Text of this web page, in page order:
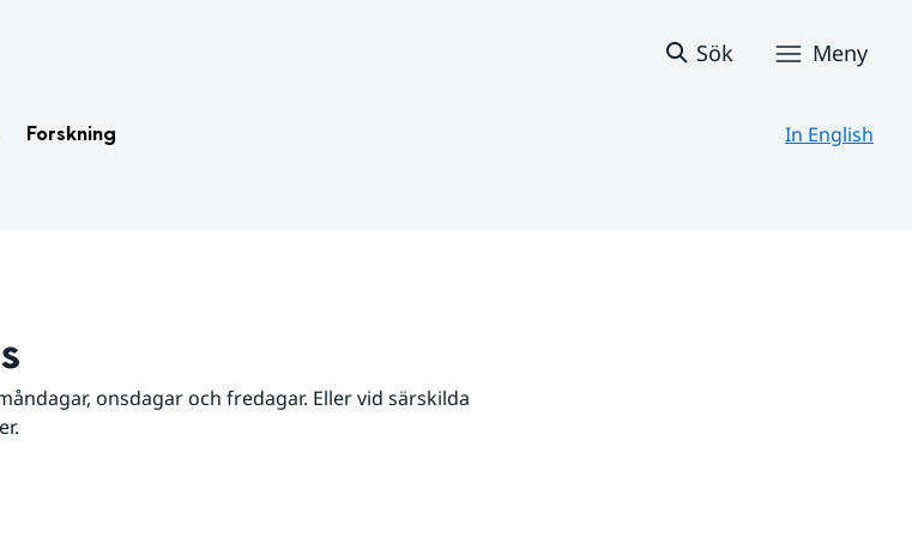
Sök Meny
Forskning In English
onsdagar och fredagar. Eller vid särskilda